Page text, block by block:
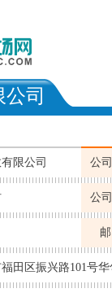
司
限公司 公
公
田区振兴路101号